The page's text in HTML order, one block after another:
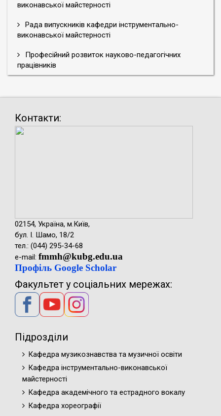
виконавської майстерності
Рада випускників кафедри інструментально-
виконавської майстерності
Професійний розвиток науково-педагогічних
працівників
Контакти:
02154, Україна, м.Київ,
бул. І. Шамо, 18/2
тел.: (044) 295-34-68
e-mail: fmmh@kubg.edu.ua
Профіль Google Scholar
Факультет у соціальних мережах:
Підрозділи
Кафедра музикознавства та музичної освіти
Кафедра інструментально-виконавської
майстерності
Кафедра академічного та естрадного вокалу
Кафедра хореографії